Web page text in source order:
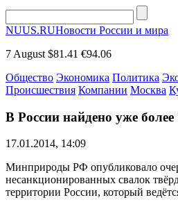
NUUS.RUНовости России и мира
7 August $81.41 €94.06
Общество Экономика Политика
Происшествия Компании Москва
В России найдено уже
17.01.2014, 14:09
Минприроды РФ опубликовало
несанкционированных свалок
территории России, который